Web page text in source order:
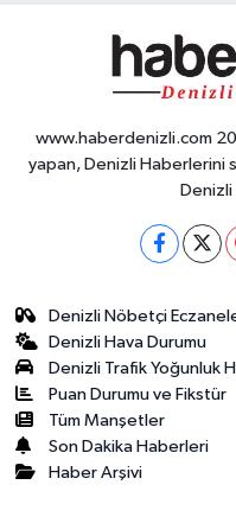
www.haberdenizli.com
yapan, Denizli Haberlerini
Denizli Nöbetçi
Denizli Hava Durumu
Denizli Trafik Yoğunluk
Puan Durumu ve Fikstür
Tüm Manşetler
Son Dakika Haberleri
Haber Arşivi